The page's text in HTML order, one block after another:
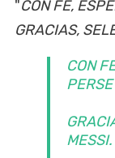
"CON FE,
GRACIAS,
CON
MESSI.